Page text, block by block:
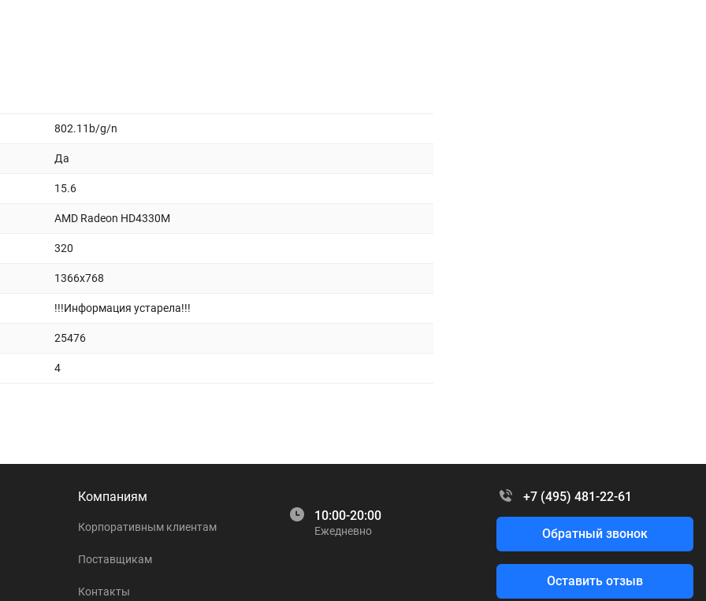
802.11b/g/n
Да
15.6
AMD Radeon HD4330M
320
1366x768
!!!Информация устарела!!!
25476
4
Компаниям
Корпоративным клиентам
Поставщикам
Контакты
10:00-20:00
Ежедневно
+7 (495) 481-22-61
Обратный звонок
Оставить отзыв